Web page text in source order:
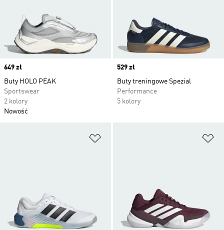
Price
649 zł
Buty HOLO PEAK
Sportswear
2 kolory
Nowość
Price
529 zł
Buty treningowe Spezial
Performance
5 kolory